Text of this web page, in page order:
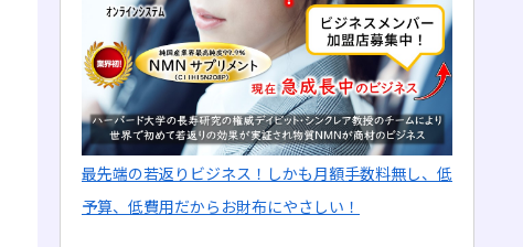
最先端の若返りビジネス！しかも月額手数料無し、低
予算、低費用だからお財布にやさしい！